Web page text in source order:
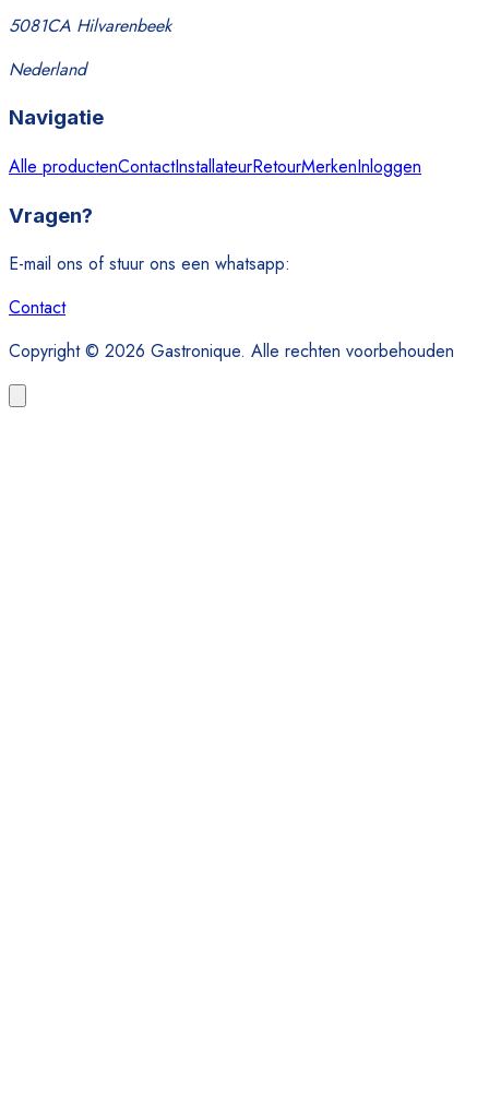
5081CA Hilvarenbeek
Nederland
Navigatie
Alle productenContactInstallateurRetourMerkenInloggen
Vragen?
E-mail ons of stuur ons een whatsapp:
Contact
Copyright © 2026 Gastronique. Alle rechten voorbehouden